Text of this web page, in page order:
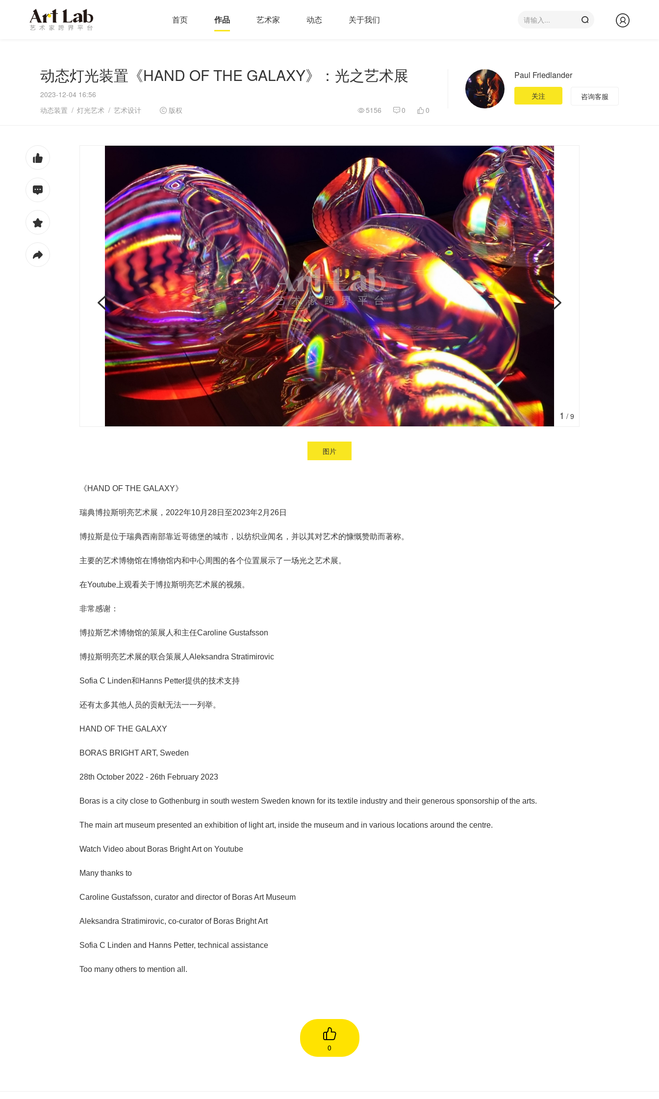
首页 作品 艺术家 动态 关于我们
动态灯光装置《HAND OF THE GALAXY》：光之艺术展
2023-12-04 16:56
动态装置
灯光艺术 艺术设计 版权 5156 0 0
Paul Friedlander
关注 咨询客服
1 / 9
图片
《HAND OF THE GALAXY》
瑞典博拉斯明亮艺术展，2022年10月28日至2023年2月26日
博拉斯是位于瑞典西南部靠近哥德堡的城市，以纺织业闻名，并以其对艺术的慷慨赞助而著称。
主要的艺术博物馆在博物馆内和中心周围的各个位置展示了一场光之艺术展。
在Youtube上观看关于博拉斯明亮艺术展的视频。
非常感谢：
博拉斯艺术博物馆的策展人和主任Caroline Gustafsson
博拉斯明亮艺术展的联合策展人Aleksandra Stratimirovic
Sofia C Linden和Hanns Petter提供的技术支持
还有太多其他人员的贡献无法一一列举。
HAND OF THE GALAXY
BORAS BRIGHT ART, Sweden
28th October 2022 - 26th February 2023
Boras is a city close to Gothenburg in south western Sweden known for its textile industry and their generous sponsorship of the arts.
The main art museum presented an exhibition of light art, inside the museum and in various locations around the centre.
Watch Video about Boras Bright Art on Youtube
Many thanks to
Caroline Gustafsson, curator and director of Boras Art Museum
Aleksandra Stratimirovic, co-curator of Boras Bright Art
Sofia C Linden and Hanns Petter, technical assistance
Too many others to mention all.
0